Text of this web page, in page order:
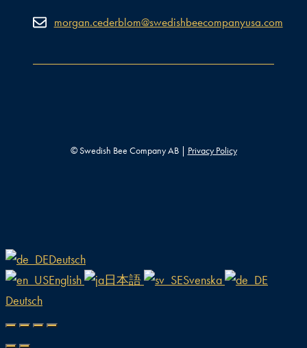
morgan.cederblom@swedishbeecompanyusa.com
© Swedish Bee Company AB | Privacy Policy
Deutsch
English
日本語
Svenska
Deutsch